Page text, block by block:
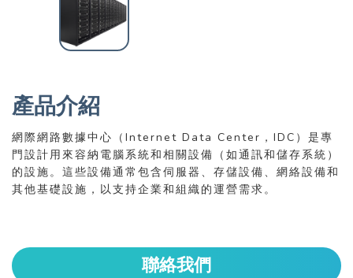
產品介紹
網際網路數據中心（Internet Data Center，IDC）是專
門設計用來容納電腦系統和相關設備（如通訊和儲存系統）
的設施。這些設備通常包含伺服器、存儲設備、網絡設備和
其他基礎設施，以支持企業和組織的運營需求。
聯絡我們